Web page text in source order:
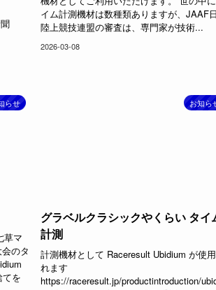
イム計測機材は数種類ありますが、JAAF
陸上競技連盟の審査は、専門家が技術...
2026-03-08
らせ
草マ
のタ
を
お知ら
グラベルクラシックやくらい タイ
計測
計測機材として Raceresult Ubidium が使
れます
https://raceresult.jp/productintroduction/